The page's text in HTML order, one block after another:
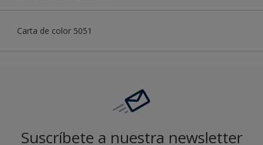
Carta de color 5051
Suscríbete a nuestra newsletter